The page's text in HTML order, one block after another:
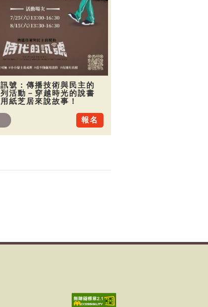
訊號：傳播技術與民主的
活動－穿越時光的說書
紙芝居來說故事！
報名